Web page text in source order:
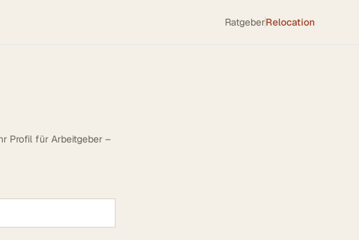
RatgeberRelocation
Profil für Arbeitgeber –